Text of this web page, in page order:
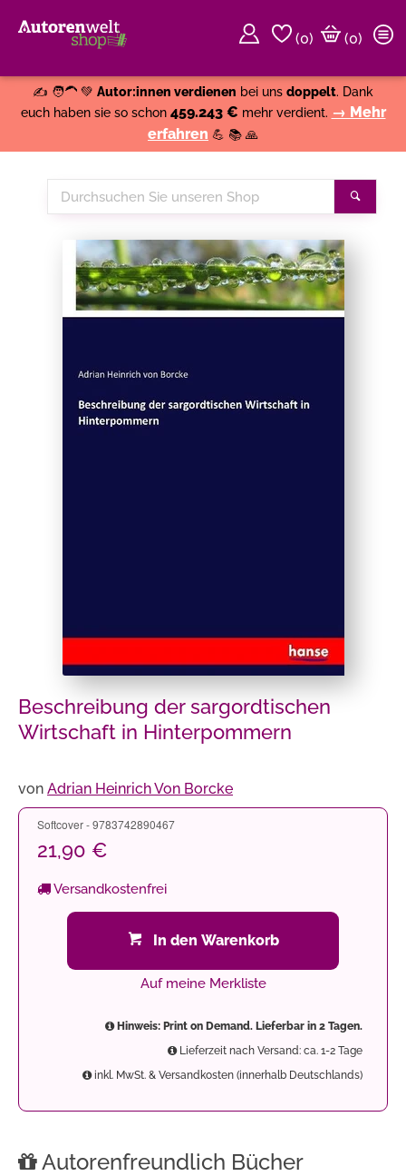
(0)
(0)
✍️ 🧑‍🦱 💚 Autor:innen verdienen bei uns doppelt. Dank
euch haben sie so schon 459.243 € mehr verdient. → Mehr
erfahren 💪 📚 🙏
Durchsuchen
Sie
Beschreibung der sargordtischen
Wirtschaft in Hinterpommern
von Adrian Heinrich Von Borcke
Softcover - 9783742890467
21,90 €
Versandkostenfrei
In den Warenkorb
Auf meine Merkliste
Hinweis: Print on Demand. Lieferbar in 2 Tagen.
Lieferzeit nach Versand: ca. 1-2 Tage
inkl. MwSt. & Versandkosten (innerhalb Deutschlands)
Autorenfreundlich Bücher